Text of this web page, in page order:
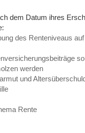
dem Datum ihres
des Renteniveaus
werden
und
Rente